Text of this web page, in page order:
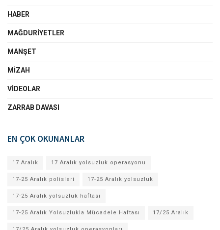
HABER
MAĞDURIYETLER
MANŞET
MIZAH
VIDEOLAR
ZARRAB DAVASI
EN ÇOK OKUNANLAR
17 Aralık 17 Aralık yolsuzluk operasyonu
17-25 Aralık polisleri 17-25 Aralık yolsuzluk
17-25 Aralık yolsuzluk haftası
17-25 Aralık Yolsuzlukla Mücadele Haftası 17/25 Aralık